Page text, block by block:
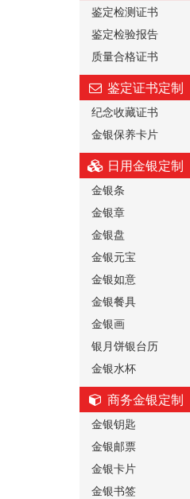
鉴定检测证书
鉴定检验报告
质量合格证书
鉴定证书定制
纪念收藏证书
金银保养卡片
日用金银定制
金银条
金银章
金银盘
金银元宝
金银如意
金银餐具
金银画
银月饼银台历
金银水杯
商务金银定制
金银钥匙
金银邮票
金银卡片
金银书签